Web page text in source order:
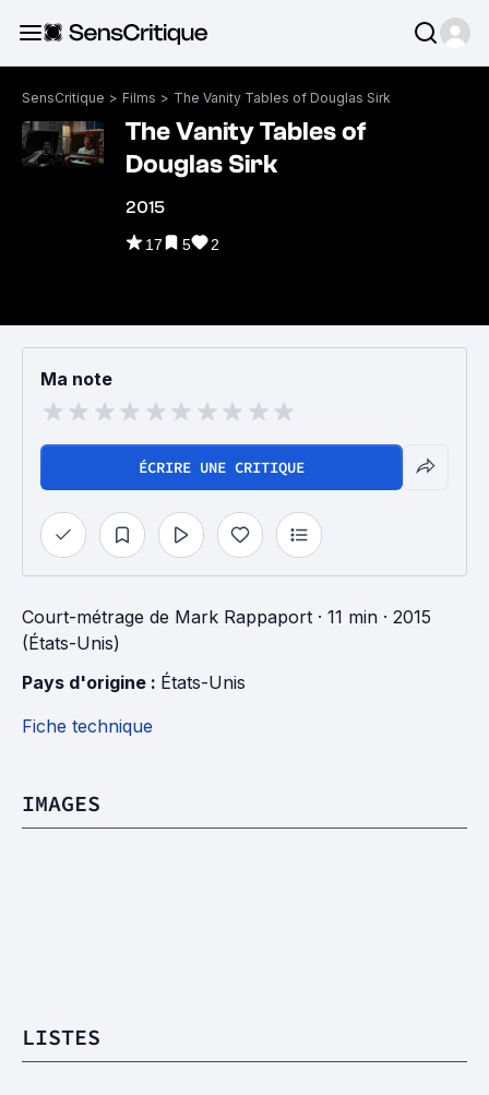
SensCritique > Films > The Vanity Tables of Douglas Sirk
The Vanity Tables of
Douglas Sirk
2015
17 5 2
Ma note
ÉCRIRE UNE CRITIQUE
Court-métrage de Mark Rappaport · 11 min · 2015
(États-Unis)
Pays d'origine : États-Unis
Fiche technique
IMAGES
LISTES